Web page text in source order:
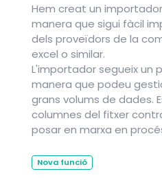
Hem creat un
manera que sigui fàcil
dels proveïdors de la
excel o similar.
L'importador segueix un
manera que podeu
grans volums de dades.
columnes del fitxer
posar en marxa en
Nova funció